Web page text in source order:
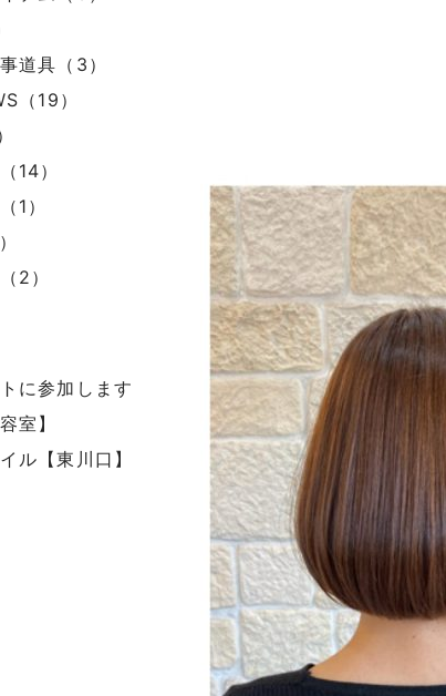
道具（3）
（19）
14）
1）
2）
に参加します
室】
ル【東川口】